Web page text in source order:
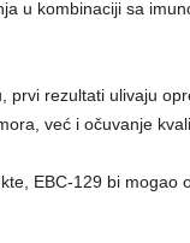
u kombinaciji sa
rezultati ulivaju
već i očuvanje
EBC-129 bi mogao